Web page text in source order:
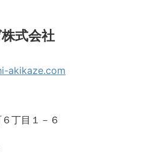
式会社
丁目１－６